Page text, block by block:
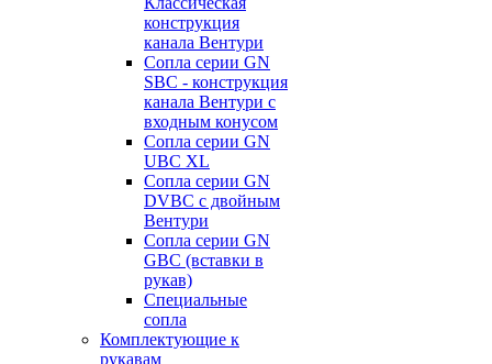
конструкция
канала Вентури
Сопла серии GN
SBC - конструкция
канала Вентури c
входным конусом
Сопла серии GN
UBC XL
Сопла серии GN
DVBC с двойным
Вентури
Сопла серии GN
GBC (вставки в
рукав)
Специальные
сопла
Комплектующие к
рукавам